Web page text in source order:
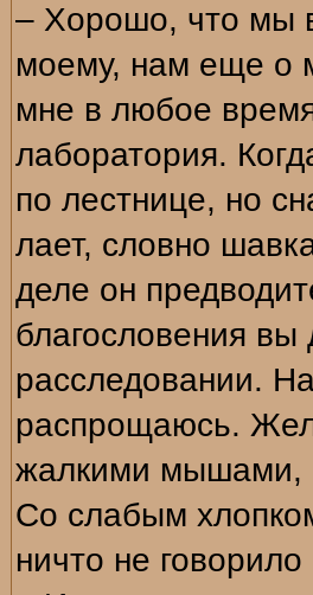
– Хорошо, что мы
моему, нам еще о
мне в любое
лаборатория.
по лестнице, но
лает, словно
деле он
благословения вы
расследовании.
распрощаюсь.
жалкими мышами,
Со слабым
ничто не